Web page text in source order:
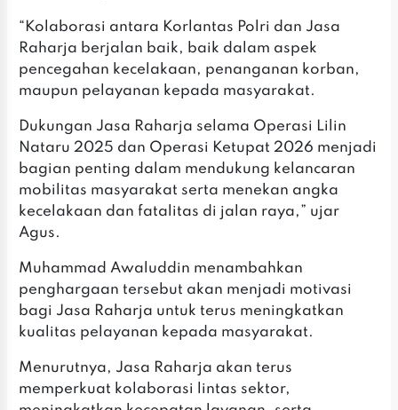
‎“Kolaborasi antara Korlantas Polri dan Jasa
Raharja berjalan baik, baik dalam aspek
pencegahan kecelakaan, penanganan korban,
maupun pelayanan kepada masyarakat.
‎‎Dukungan Jasa Raharja selama Operasi Lilin
Nataru 2025 dan Operasi Ketupat 2026 menjadi
bagian penting dalam mendukung kelancaran
mobilitas masyarakat serta menekan angka
kecelakaan dan fatalitas di jalan raya,” ujar
Agus.
‎Muhammad Awaluddin menambahkan
penghargaan tersebut akan menjadi motivasi
bagi Jasa Raharja untuk terus meningkatkan
kualitas pelayanan kepada masyarakat.
‎Menurutnya, Jasa Raharja akan terus
memperkuat kolaborasi lintas sektor,